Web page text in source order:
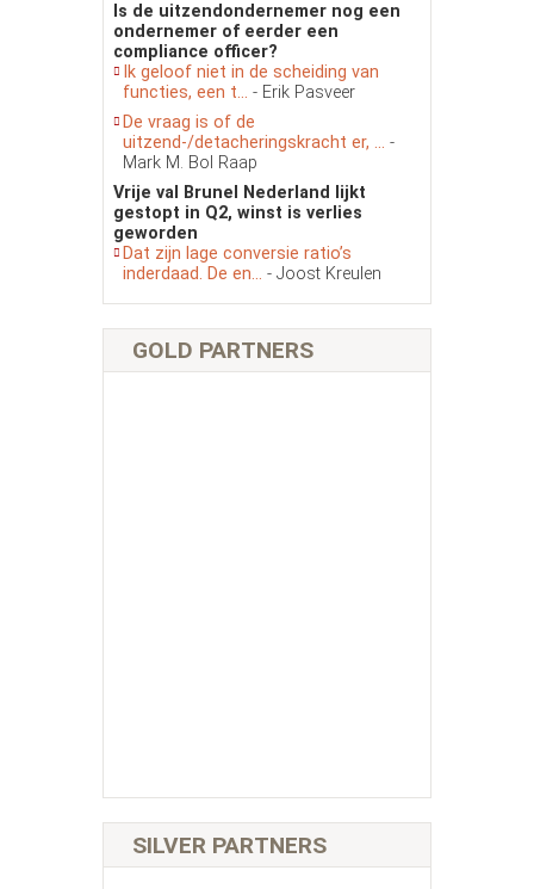
Is de uitzendondernemer nog een
ondernemer of eerder een
compliance officer?
Ik geloof niet in de scheiding van
functies, een t... - Erik Pasveer
De vraag is of de
uitzend-/detacheringskracht er, ... -
Mark M. Bol Raap
Vrije val Brunel Nederland lijkt
gestopt in Q2, winst is verlies
geworden
Dat zijn lage conversie ratio’s
inderdaad. De en... - Joost Kreulen
GOLD PARTNERS
SILVER PARTNERS